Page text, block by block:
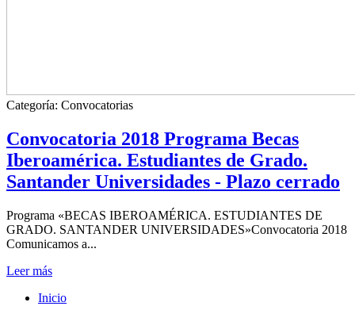
Categoría: Convocatorias
Convocatoria 2018 Programa Becas
Iberoamérica. Estudiantes de Grado.
Santander Universidades - Plazo cerrado
Programa «BECAS IBEROAMÉRICA. ESTUDIANTES DE
GRADO. SANTANDER UNIVERSIDADES»Convocatoria 2018
Comunicamos a...
Leer más
Inicio